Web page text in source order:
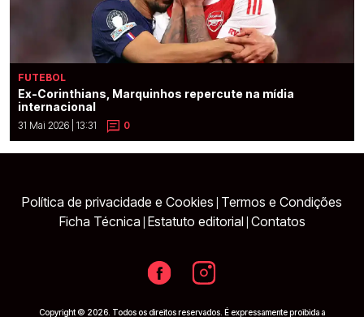
FUTEBOL
Ex-Corinthians, Marquinhos repercute na mídia
internacional
31 Mai 2026 | 13:31 0
Política de privacidade e Cookies Termos e Condições
Ficha Técnica Estatuto editorial Contatos
Copyright © 2026. Todos os direitos reservados. É expressamente proibida a